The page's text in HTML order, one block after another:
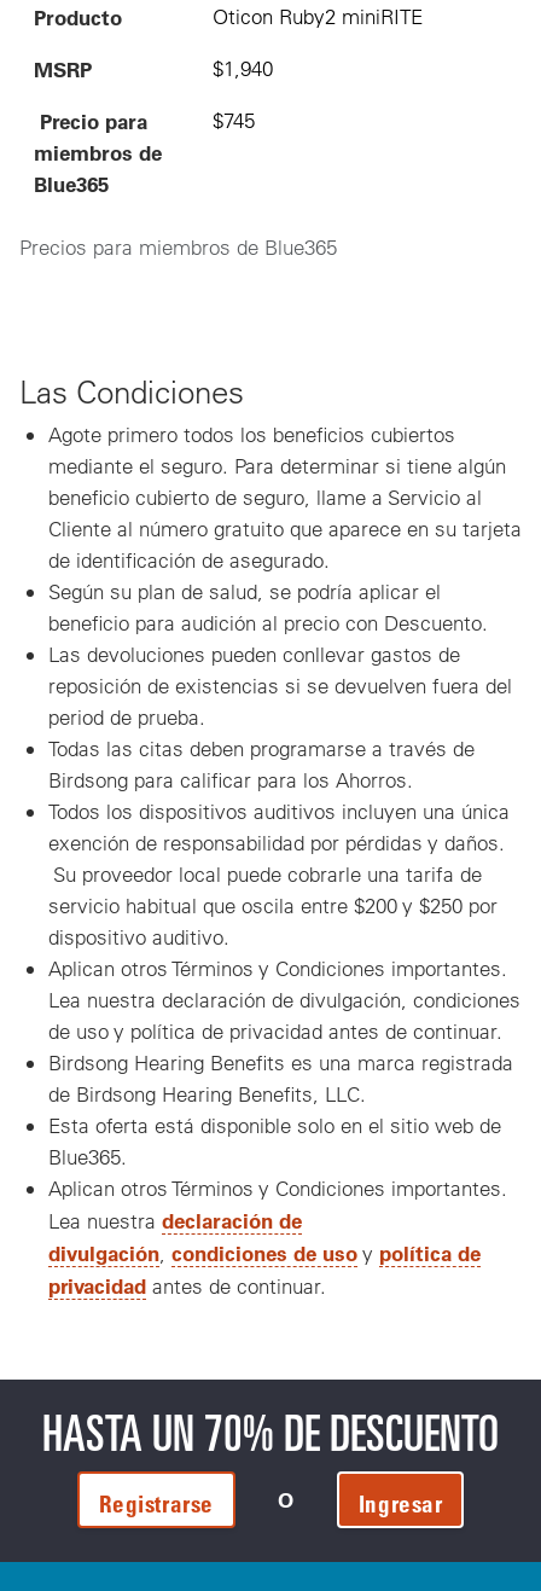
Precios para miembros de Blue365
Producto Oticon Ruby2 miniRITE
MSRP $1,940
Precio para
miembros de
Blue365
$745
Las Condiciones
Agote primero todos los beneficios cubiertos
mediante el seguro. Para determinar si tiene algún
beneficio cubierto de seguro, llame a Servicio al
Cliente al número gratuito que aparece en su tarjeta
de identificación de asegurado.
Según su plan de salud, se podría aplicar el
beneficio para audición al precio con Descuento.
Las devoluciones pueden conllevar gastos de
reposición de existencias si se devuelven fuera del
period de prueba.
Todas las citas deben programarse a través de
Birdsong para calificar para los Ahorros.
Todos los dispositivos auditivos incluyen una única
exención de responsabilidad por pérdidas y daños.
Su proveedor local puede cobrarle una tarifa de
servicio habitual que oscila entre $200 y $250 por
dispositivo auditivo.
Aplican otros Términos y Condiciones importantes.
Lea nuestra declaración de divulgación, condiciones
de uso y política de privacidad antes de continuar.
Birdsong Hearing Benefits es una marca registrada
de Birdsong Hearing Benefits, LLC.
Esta oferta está disponible solo en el sitio web de
Blue365.
Aplican otros Términos y Condiciones importantes.
Lea nuestra declaración de
divulgación condiciones de usoy política de
privacidad antes de continuar.
HASTA UN 70% DE DESCUENTO
Registrarse O Ingresar